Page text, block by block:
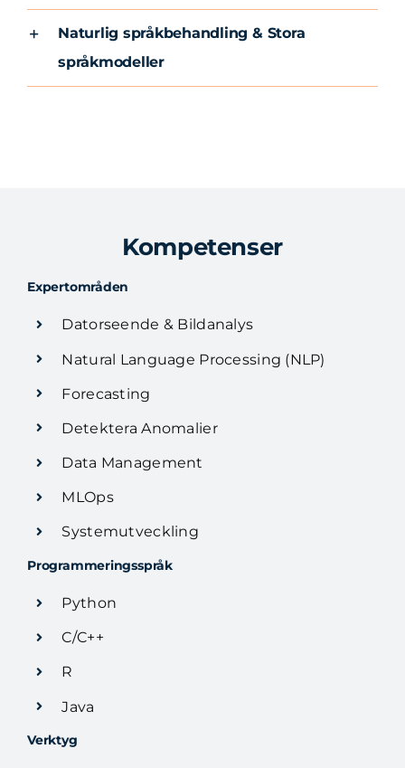
Naturlig språkbehandling & Stora
språkmodeller
Kompetenser
Expertområden
Datorseende & Bildanalys
Natural Language Processing (NLP)
Forecasting
Detektera Anomalier
Data Management
MLOps
Systemutveckling
Programmeringsspråk
Python
C/C++
R
Java
Verktyg